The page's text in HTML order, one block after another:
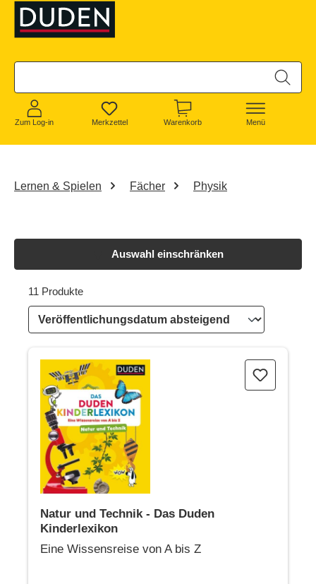
springen
Zum Log-in Merkzettel Warenkorb Menü
Lernen & Spielen Fächer Physik
Auswahl einschränken
11 Produkte
11 von 11 Produkten werden angezeigt
11 Produkte
Natur und Technik - Das Duden Kinderlexikon
Natur und Technik - Das Duden
Kinderlexikon
Eine Wissensreise von A bis Z